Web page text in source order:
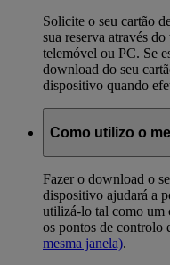
Solicite o seu cartão
sua reserva através
telemóvel ou PC. Se
download do seu
dispositivo quando
Como utilizo o
Fazer o download o
dispositivo ajudará a
utilizá-lo tal como um
os pontos de controlo
mesma janela).